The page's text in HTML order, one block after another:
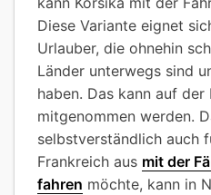
Diese Variante eignet
Urlauber, die ohnehin
Länder unterwegs sind
haben. Das kann auf
mitgenommen werden.
selbstverständlich auch
Frankreich aus mit der
fahren möchte, kann in